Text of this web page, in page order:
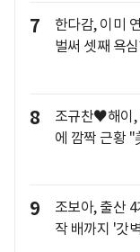
7
한다감, 이미
벌써 셋째 욕
8
조규찬♥해이,
에 깜짝 근황
9
조보아, 출산
작 배까지 '갓